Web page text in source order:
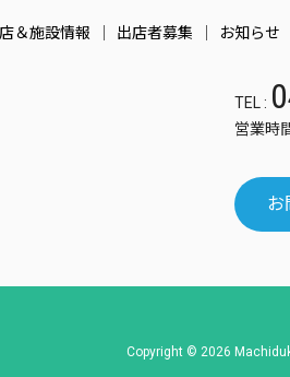
＆施設情報 出店者募集 お知らせ
TEL :
営業時
お
Copyright © 2026